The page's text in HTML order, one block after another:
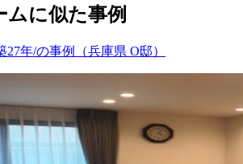
ムに似た事例
27年/の事例（兵庫県 O邸）